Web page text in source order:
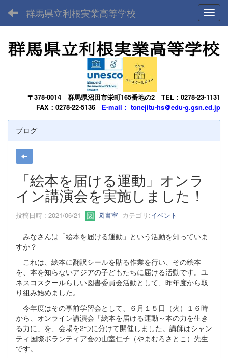
群馬県立利根実業高等学校
〒378-0014 群馬県沼田市栄町165番地の2 TEL：0278-23-1131
FAX：0278-22-5136 E-mail： tonejitu-hs＠edu-g.gsn.ed.jp
ブログ
「絵本を届ける運動」オンラ
イン講演会を実施しました！
投稿日時 : 2021/06/21 図書室 カテゴリ:イベント
みなさんは「絵本を届ける運動」という活動を知っていま
すか？
これは、絵本に翻訳シールを貼る作業を行い、その絵本
を、本を知らないアジアの子どもたちに届ける活動です。ユ
ネスコスクールらしい図書委員会活動として、昨年度から取
り組み始めました。
今年度はその事前学習会として、６月１５日（火）１６時
から、オンライン講演会「絵本を届ける運動～本の力を生き
る力に」を、会場を2つに分けて開催しました。講師はシャン
ティ国際ボランティア会の山室仁子（やまむろさとこ）先生
です。